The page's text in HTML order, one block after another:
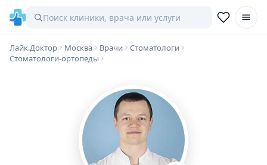
Лайк.Доктор Москва Врачи
Стоматологи
Стоматологи-ортопеды